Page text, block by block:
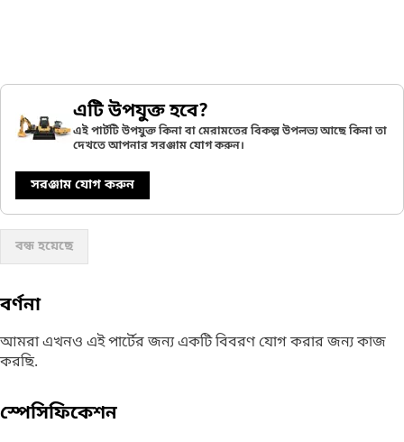
এটি উপযুক্ত হবে?
এই পার্টটি উপযুক্ত কিনা বা মেরামতের বিকল্প উপলভ্য আছে কিনা তা
দেখতে আপনার সরঞ্জাম যোগ করুন।
সরঞ্জাম যোগ করুন
বন্ধ হয়েছে
বর্ণনা
আমরা এখনও এই পার্টের জন্য একটি বিবরণ যোগ করার জন্য কাজ
করছি.
স্পেসিফিকেশন